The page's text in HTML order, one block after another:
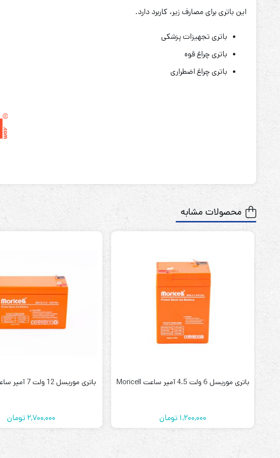
این باتری برای مصارف زیر، کاربرد دارد.
باتری تجهیزات پزشکی
باتری چراغ قوه
باتری چراغ اضطراری
محصولات مشابه
باتری موریسل 6 ولت 4.5 آمپر ساعت Moricell
1,200,000 تومان
باتری موریسل 12 ولت 7 آمپر ساعت Moricell
2,700,000 تومان